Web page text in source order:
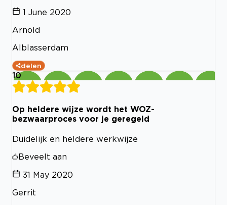
1 June 2020
Arnold
Alblasserdam
delen
10
Op heldere wijze wordt het WOZ-
bezwaarproces voor je geregeld
Duidelijk en heldere werkwijze
Beveelt aan
31 May 2020
Gerrit